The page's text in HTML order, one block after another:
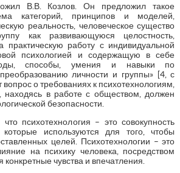
В.В. Козлов. Он предложил такое
категорий, принципов и моделей,
реальность, человеческое существо
как развивающуюся целостность,
практическую работу с индивидуальной
психологией и содержащую в себе
способы, умения и навыки по
личности и группы» [4, с
о требованиях к психотехнологиям,
находясь в работе с обществом, должен
безопасности.
психотехнология – это совокупность
которые используются для того, чтобы
целей. Психотехнологии – это
на психику человека, посредством
чувства и впечатления.